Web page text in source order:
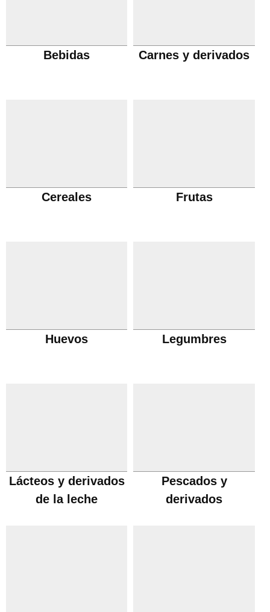
Bebidas Carnes y derivados
Cereales Frutas
Huevos Legumbres
Lácteos y derivados
de la leche
Pescados y
derivados